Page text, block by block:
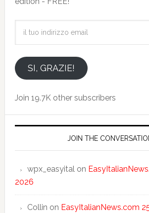
emailSI, GRAZIE!
Join 19.7K other subscribers
JOIN THE
wpx_easyitalon
2026
Collin on EasyItalianNews.com